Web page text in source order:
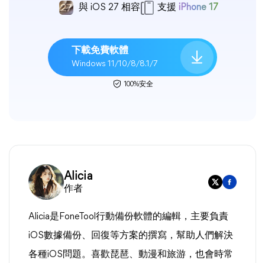
與 iOS 27 相容 支援 iPhone 17
下載免費軟體
Windows 11/10/8/8.1/7
100%安全
Alicia
作者
Alicia是FoneTool行動備份軟體的編輯，主要負責
iOS數據備份、回復等方案的撰寫，幫助人們解決
各種iOS問題。喜歡琵琶、動漫和旅游，也會時常